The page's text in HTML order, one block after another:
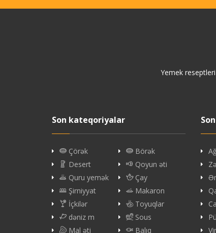
Yemek
Son kateqoriyalar
Çörək
Börək
Desert
Qoyun əti
Quru yemək
Çay
Şirniyyat
Makaron
İçkilər
Toyuqlar
dəniz m
Sous
Mal əti
Balıq